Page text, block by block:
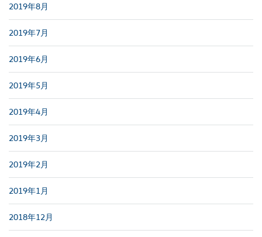
2019年8月
2019年7月
2019年6月
2019年5月
2019年4月
2019年3月
2019年2月
2019年1月
2018年12月